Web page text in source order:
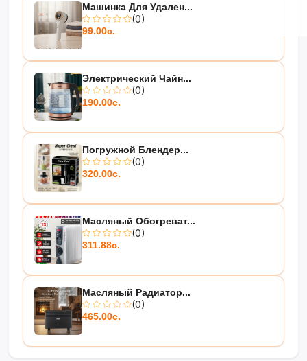
Машинка Для Удален...
(0)
99.00с.
Электрический Чайн...
(0)
190.00с.
Погружной Блендер...
(0)
320.00с.
Масляный Обогреват...
(0)
311.88с.
Масляный Радиатор...
(0)
465.00с.